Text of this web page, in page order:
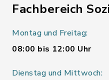
Fachbereich
Montag und Freitag:
08:00 bis 12:00 Uhr
Dienstag und Mittwoch: